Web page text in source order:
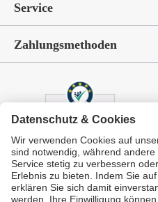
Service
Zahlungsmethoden